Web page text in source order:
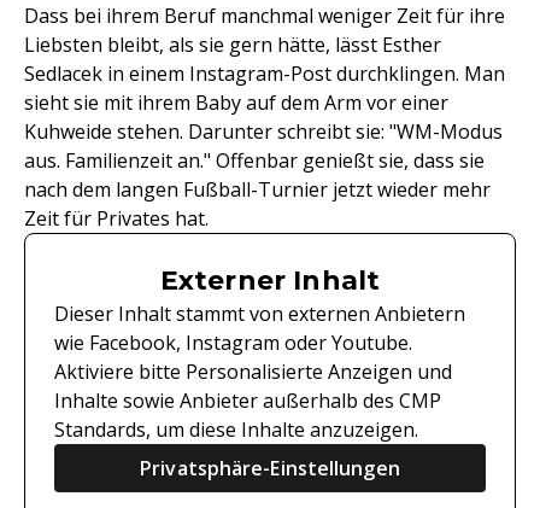
Dass bei ihrem Beruf manchmal weniger Zeit für ihre
Liebsten bleibt, als sie gern hätte, lässt Esther
Sedlacek in einem Instagram-Post durchklingen. Man
sieht sie mit ihrem Baby auf dem Arm vor einer
Kuhweide stehen. Darunter schreibt sie: "WM-Modus
aus. Familienzeit an." Offenbar genießt sie, dass sie
nach dem langen Fußball-Turnier jetzt wieder mehr
Zeit für Privates hat.
Externer Inhalt
Dieser Inhalt stammt von externen Anbietern
wie Facebook, Instagram oder Youtube.
Aktiviere bitte Personalisierte Anzeigen und
Inhalte sowie Anbieter außerhalb des CMP
Standards, um diese Inhalte anzuzeigen.
Privatsphäre-Einstellungen